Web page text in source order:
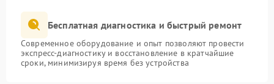
Бесплатная диагностика и быстрый ремонт
Современное оборудование и опыт позволяют провести
экспресс-диагностику и восстановление в кратчайшие
сроки, минимизируя время без устройства